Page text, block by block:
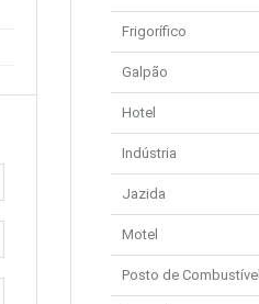
Frigorífico
Galpão
Hotel
Indústria
Jazida
Motel
Posto de Combustível